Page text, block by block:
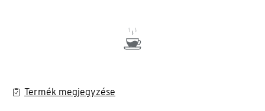
Termék megjegyzése